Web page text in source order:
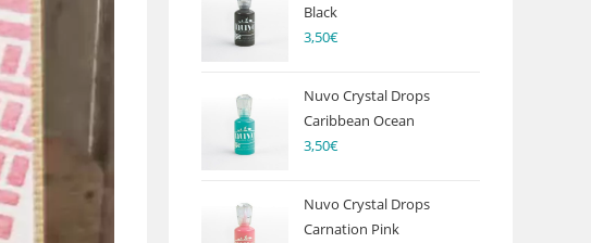
Black
3,50€
Nuvo Crystal Drops
Caribbean Ocean
3,50€
Nuvo Crystal Drops
Carnation Pink